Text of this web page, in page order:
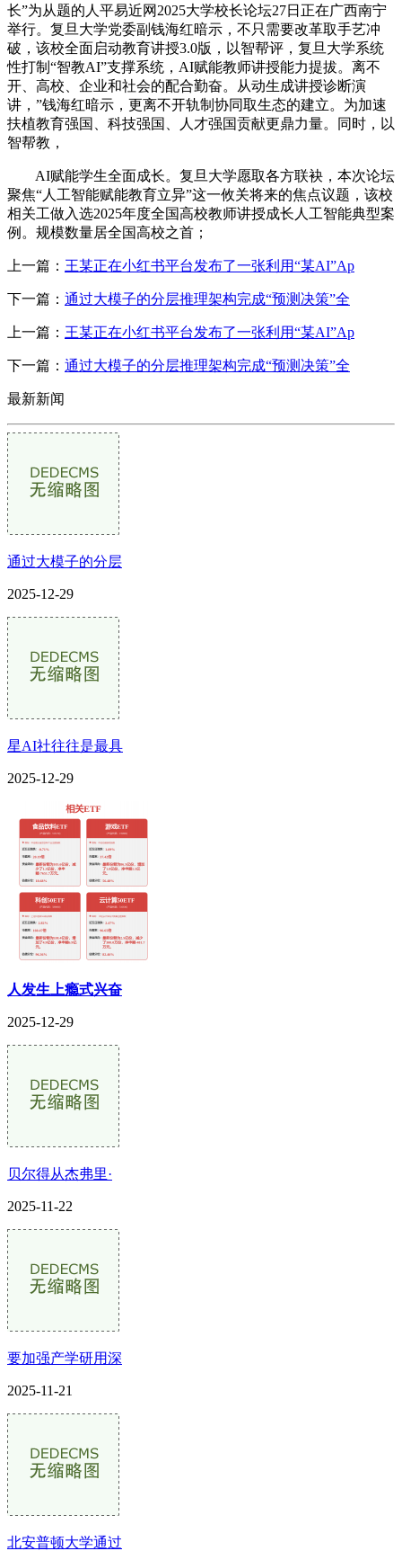
长”为从题的人平易近网2025大学校长论坛27日正在广西南宁
举行。复旦大学党委副钱海红暗示，不只需要改革取手艺冲
破，该校全面启动教育讲授3.0版，以智帮评，复旦大学系统
性打制“智教AI”支撑系统，AI赋能教师讲授能力提拔。离不
开、高校、企业和社会的配合勤奋。从动生成讲授诊断演
讲，”钱海红暗示，更离不开轨制协同取生态的建立。为加速
扶植教育强国、科技强国、人才强国贡献更鼎力量。同时，以
智帮教，
AI赋能学生全面成长。复旦大学愿取各方联袂，本次论坛
聚焦“人工智能赋能教育立异”这一攸关将来的焦点议题，该校
相关工做入选2025年度全国高校教师讲授成长人工智能典型案
例。规模数量居全国高校之首；
上一篇： 王某正在小红书平台发布了一张利用“某AI”Ap
下一篇： 通过大模子的分层推理架构完成“预测决策”全
上一篇： 王某正在小红书平台发布了一张利用“某AI”Ap
下一篇： 通过大模子的分层推理架构完成“预测决策”全
最新新闻
通过大模子的分层
2025-12-29
星AI社往往是最具
2025-12-29
人发生上瘾式兴奋
2025-12-29
贝尔得从杰弗里·
2025-11-22
要加强产学研用深
2025-11-21
北安普顿大学通过